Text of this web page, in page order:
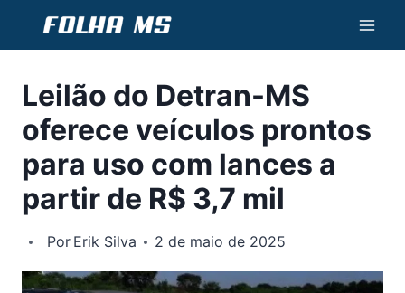
Conteúdo
Leilão do Detran-MS
oferece veículos prontos
para uso com lances a
partir de R$ 3,7 mil
Por Erik Silva 2 de maio de 2025